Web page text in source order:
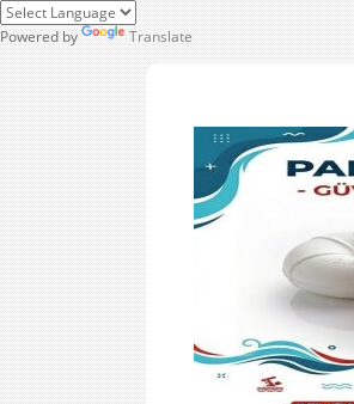
Powered by Translate